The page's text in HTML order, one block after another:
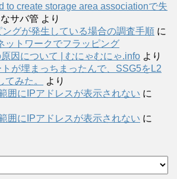
to create storage area associationで失
サバ管 より
グが発生している場合の調査手順 に
ットワークでフラッピング
原因について | むにゃむにゃ.info より
トが埋まっちまったんで、SSG5をL2
みた。
より
囲にIPアドレスが表示されない に
囲にIPアドレスが表示されない に